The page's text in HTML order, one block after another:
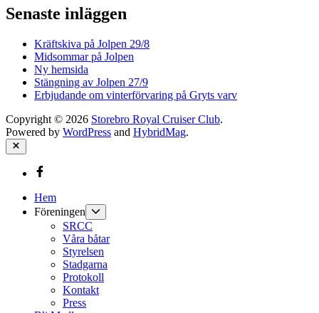
Senaste inläggen
Kräftskiva på Jolpen 29/8
Midsommar på Jolpen
Ny hemsida
Stängning av Jolpen 27/9
Erbjudande om vinterförvaring på Gryts varv
Copyright © 2026 Storebro Royal Cruiser Club.
Powered by WordPress and HybridMag.
Close
Facebook
Hem
Föreningen
sub
SRCC
Våra båtar
Styrelsen
Stadgarna
Protokoll
Kontakt
Press